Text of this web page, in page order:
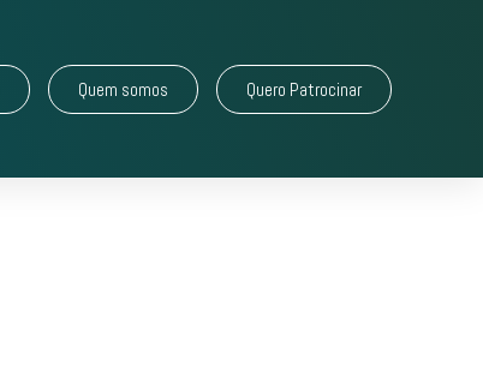
Quem somos Quero Patrocinar